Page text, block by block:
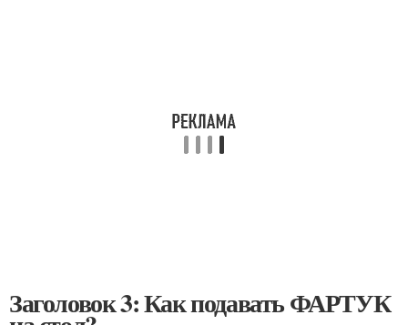
Заголовок 3: Как подавать ФАРТУК